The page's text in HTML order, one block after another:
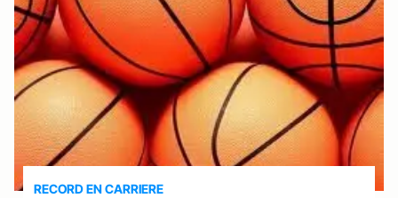
RECORD EN CARRIERE